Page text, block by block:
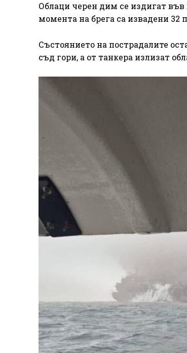
Облаци черен дим се издигат
момента на брега са извадени 32
Състоянието на пострадалите
съд гори, а от танкера излизат